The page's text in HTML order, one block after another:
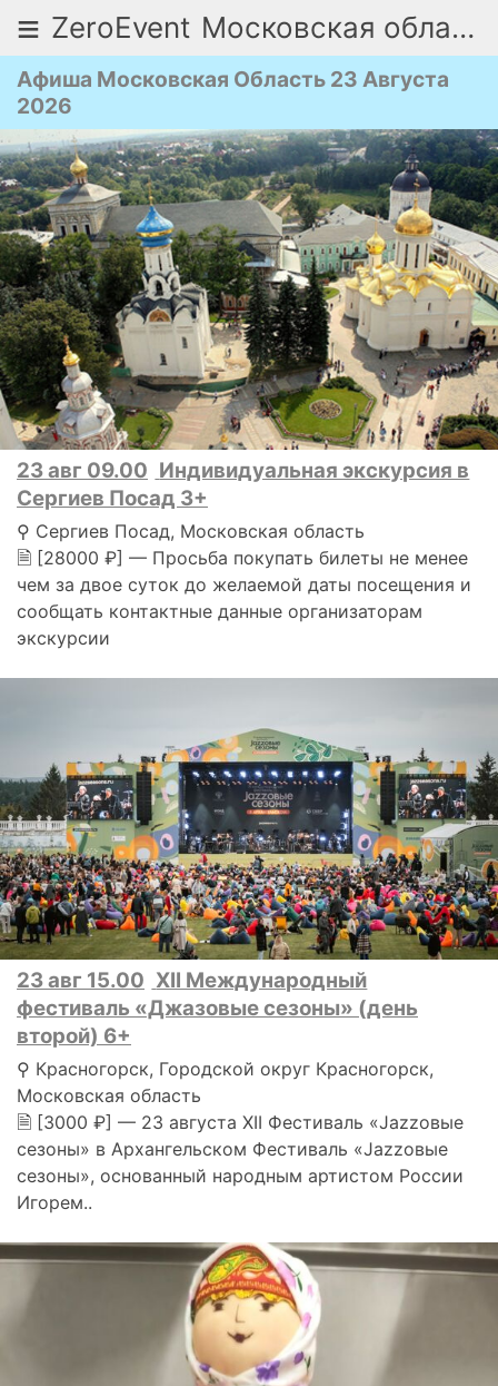
≡ ZeroEvent Московская область
Афиша Московская Область 23 Августа
2026
23 авг 09.00 Индивидуальная экскурсия в
Сергиев Посад 3+
⚲ Сергиев Посад, Московская область
🗎 [28000 ₽] — Просьба покупать билеты не менее
чем за двое суток до желаемой даты посещения и
сообщать контактные данные организаторам
экскурсии
23 авг 15.00 XII Международный
фестиваль «Джазовые сезоны» (день
второй) 6+
⚲ Красногорск, Городской округ Красногорск,
Московская область
🗎 [3000 ₽] — 23 августа XII Фестиваль «Jazzовые
сезоны» в Архангельском Фестиваль «Jazzовые
сезоны», основанный народным артистом России
Игорем..